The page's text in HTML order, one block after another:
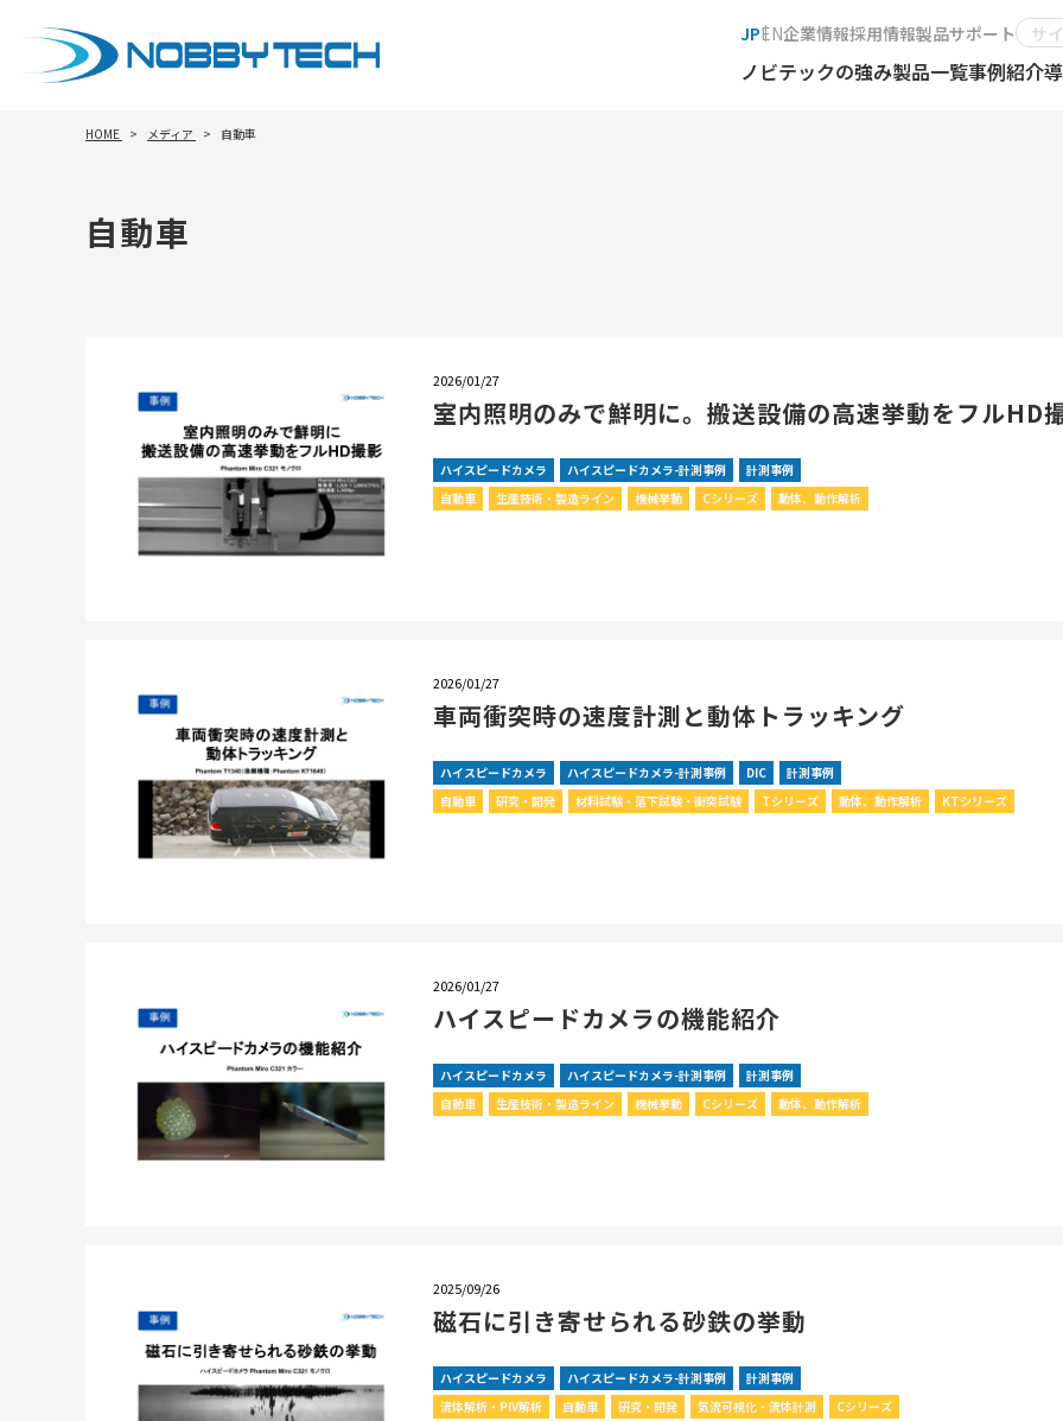
JPEN企業情報採用情報製品サポート
ノビテックの強み製品一覧事例紹介
HOME メディア 自動車
自動車
2026/01/27
室内照明のみで鮮明に。搬送設備の高速挙動をフルHD
ハイスピードカメラ ハイスピードカメラ-計測事例
計測事例
自動車
生産技術・製造ライン 機械挙動 Cシリーズ 動体、動作解析
2026/01/27
車両衝突時の速度計測と動体トラッキング
ハイスピードカメラ ハイスピードカメラ-計測事例 DIC
計測事例
自動車
研究・開発 材料試験・落下試験・衝突試験 Tシリーズ 動体、動作解析 KTシリーズ
2026/01/27
ハイスピードカメラの機能紹介
ハイスピードカメラ ハイスピードカメラ-計測事例
計測事例
自動車
生産技術・製造ライン 機械挙動 Cシリーズ 動体、動作解析
2025/09/26
磁石に引き寄せられる砂鉄の挙動
ハイスピードカメラ ハイスピードカメラ-計測事例
計測事例
流体解析・PIV解析
自動車 研究・開発 気流可視化・流体計測 Cシリーズ